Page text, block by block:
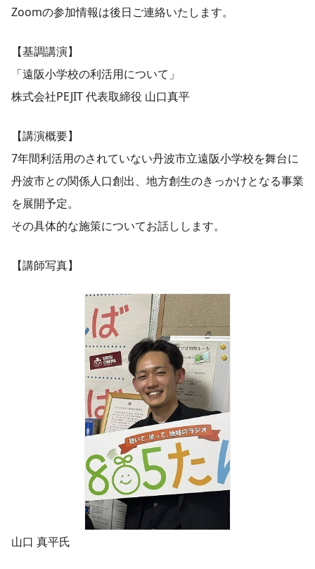
Zoomの参加情報は後日ご連絡いたします。
【基調講演】
「遠阪小学校の利活用について」
株式会社PEJIT 代表取締役 山口真平
【講演概要】
7年間利活用のされていない丹波市立遠阪小学校を舞台に
丹波市との関係人口創出、地方創生のきっかけとなる事業
を展開予定。
その具体的な施策についてお話しします。
【講師写真】
山口 真平氏